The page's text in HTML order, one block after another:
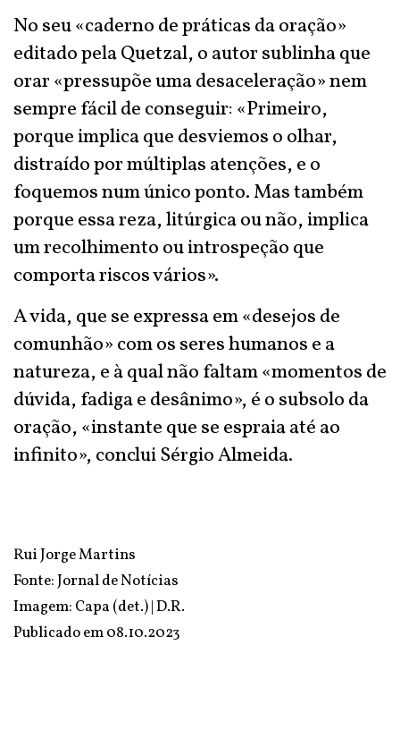
No seu «caderno de práticas da oração»
editado pela Quetzal, o autor sublinha que
orar «pressupõe uma desaceleração» nem
sempre fácil de conseguir: «Primeiro,
porque implica que desviemos o olhar,
distraído por múltiplas atenções, e o
foquemos num único ponto. Mas também
porque essa reza, litúrgica ou não, implica
um recolhimento ou introspeção que
comporta riscos vários».
A vida, que se expressa em «desejos de
comunhão» com os seres humanos e a
natureza, e à qual não faltam «momentos de
dúvida, fadiga e desânimo», é o subsolo da
oração, «instante que se espraia até ao
infinito», conclui Sérgio Almeida.
Rui Jorge Martins
Fonte:Jornal de Notícias
Imagem: Capa (det.) | D.R.
Publicado em08.10.2023